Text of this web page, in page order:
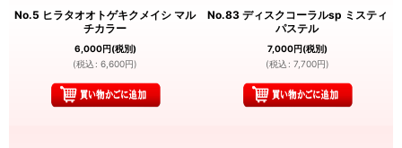
No.5 ヒラタオオトゲキクメイシ マル
チカラー
6,000円(税別)
(税込 : 6,600円)
No.83 ディスクコーラルsp ミスティ
パステル
7,000円(税別)
(税込 : 7,700円)